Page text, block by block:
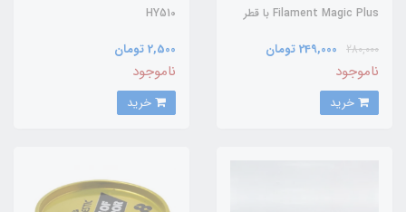
Filament Magic Plus با قطر
280,000 249,000 تومان
ناموجود
HY510
2,500 تومان
ناموجود